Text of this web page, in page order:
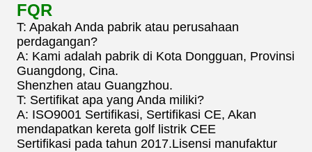
FQR
T: Apakah Anda pabrik atau perusahaan
perdagangan?
A: Kami adalah pabrik di Kota Dongguan, Provinsi
Guangdong, Cina.
Shenzhen atau Guangzhou.
T: Sertifikat apa yang Anda miliki?
A: ISO9001 Sertifikasi, Sertifikasi CE, Akan
mendapatkan kereta golf listrik CEE
Sertifikasi pada tahun 2017.Lisensi manufaktur